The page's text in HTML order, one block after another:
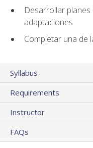
Desarrollar
adaptaciones
Completar una de
Syllabus
Requirements
Instructor
FAQs